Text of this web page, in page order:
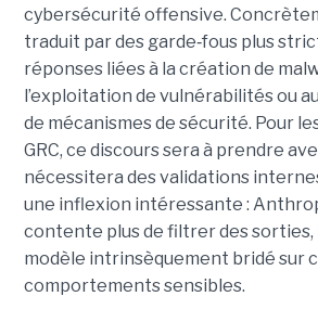
cybersécurité offensive.
traduit par des garde‑fous plus
réponses liées à la création de
l’exploitation de vulnérabilités ou
de mécanismes de sécurité. Pour
GRC, ce discours sera à prendre
nécessitera des validations
une inflexion intéressante :
contente plus de filtrer des sorties,
modèle intrinsèquement bridé sur
comportements sensibles.